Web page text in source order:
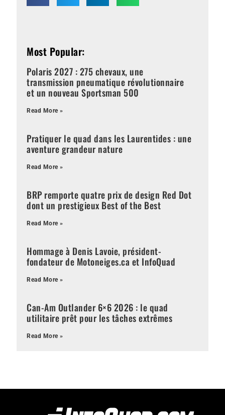
Most Popular:
Polaris 2027 : 275 chevaux, une
transmission pneumatique révolutionnaire
et un nouveau Sportsman 500
Read More »
Pratiquer le quad dans les Laurentides : une
aventure grandeur nature
Read More »
BRP remporte quatre prix de design Red Dot
dont un prestigieux Best of the Best
Read More »
Hommage à Denis Lavoie, président-
fondateur de Motoneiges.ca et InfoQuad
Read More »
Can-Am Outlander 6×6 2026 : le quad
utilitaire prêt pour les tâches extrêmes
Read More »